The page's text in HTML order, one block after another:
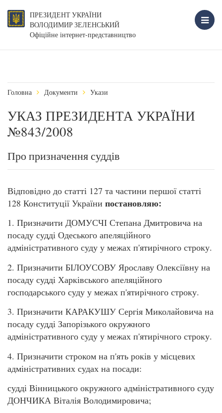
ПРЕЗИДЕНТ УКРАЇНИ
ВОЛОДИМИР ЗЕЛЕНСЬКИЙ
Офіційне інтернет-представництво
Головна Документи Укази
УКАЗ ПРЕЗИДЕНТА УКРАЇНИ
№843/2008
Про призначення суддів
Відповідно до статті 127 та частини першої статті
128 Конституції України постановляю:
1. Призначити ДОМУСЧІ Степана Дмитровича на
посаду судді Одеського апеляційного
адміністративного суду у межах п'ятирічного строку.
2. Призначити БІЛОУСОВУ Ярославу Олексіївну на
посаду судді Харківського апеляційного
господарського суду у межах п'ятирічного строку.
3. Призначити КАРАКУШУ Сергія Миколайовича на
посаду судді Запорізького окружного
адміністративного суду у межах п'ятирічного строку.
4. Призначити строком на п'ять років у місцевих
адміністративних судах на посади:
судді Вінницького окружного адміністративного суду
ДОНЧИКА Віталія Володимировича;